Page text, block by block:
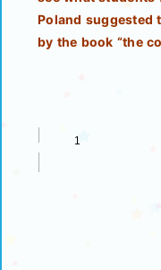
Poland suggested
by the book “the